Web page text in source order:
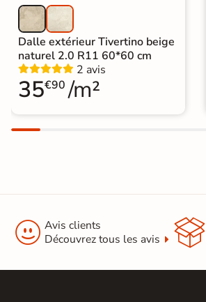
Dalle extérieur Tivertino beige
naturel 2.0 R11 60*60 cm
2 avis
35€90 /m²
 Avis clients
Découvrez tous les avis
